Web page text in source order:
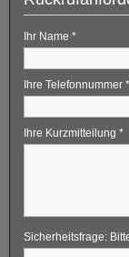
Ihr Name *
Ihre Telefonnummer *
Ihre Kurzmitteilung *
Sicherheitsfrage: